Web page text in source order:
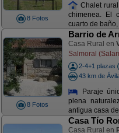
8 Fotos
Chalet
chimenea. El
cuarto de
8 Fotos
Barrio de
Casa Rural en
Salmoral
2-4+1 plazas
43 km de
Paraje
plena
antigua casa
Casa Tío
Casa Rural en